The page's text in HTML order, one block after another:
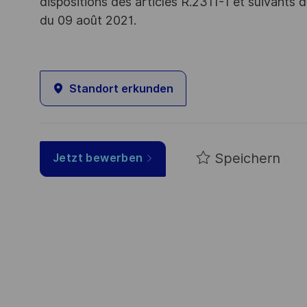
du 09 août 2021.
Standort erkunden
Jetzt bewerben Speichern